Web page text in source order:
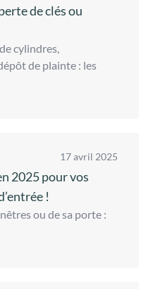
de clés ou
cylindres,
de plainte : les
17 avril 2025
2025 pour vos
!
ou de sa porte :